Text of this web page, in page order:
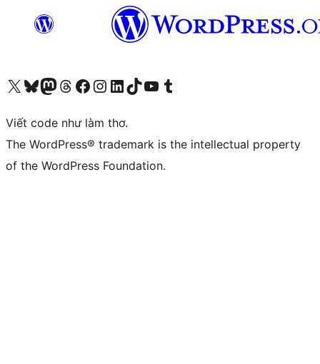
Truy cập tài khoản X (trước đây là Twitter) của chúng tôiVisit our Bluesky account
Visit our Mastodon account
Visit our Threads account
Xem trang Facebook của chúng tôiTruy cập tài khoản Instagram của chúng tôiTruy cập tài khoản LinkedIn của chúng tôiVisit our TikTok account
Truy cập kênh YouTube của chúng tôi Visit our Tumblr account
Viết code như làm thơ.
The WordPress® trademark is the intellectual property
of the WordPress Foundation.